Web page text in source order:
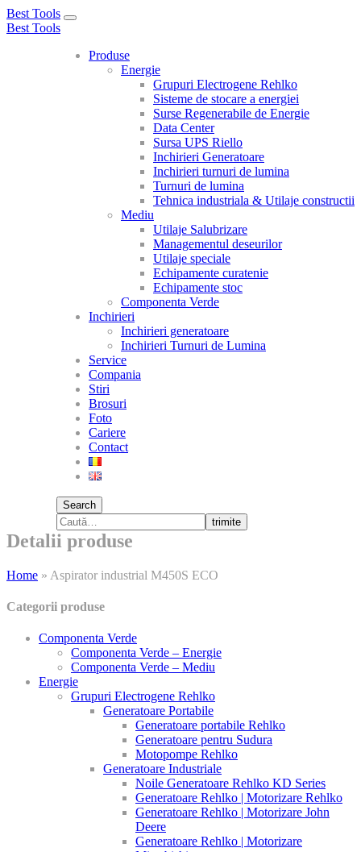
Best Tools
Toggle
Best Tools
Produse
Energie
Grupuri Electrogene Rehlko
Sisteme de stocare a energiei
Surse Regenerabile de Energie
Data Center
Sursa UPS Riello
Inchirieri Generatoare
Inchirieri turnuri de lumina
Turnuri de lumina
Tehnica industriala & Utilaje constructii
Mediu
Utilaje Salubrizare
Managementul deseurilor
Utilaje speciale
Echipamente curatenie
Echipamente stoc
Componenta Verde
Inchirieri
Inchirieri generatoare
Inchirieri Turnuri de Lumina
Service
Compania
Stiri
Brosuri
Foto
Cariere
Contact
Search
trimite
Detalii produse
Home » Aspirator industrial M450S ECO
Categorii produse
Componenta Verde
Componenta Verde – Energie
Componenta Verde – Mediu
Energie
Grupuri Electrogene Rehlko
Generatoare Portabile
Generatoare portabile Rehlko
Generatoare pentru Sudura
Motopompe Rehlko
Generatoare Industriale
Noile Generatoare Rehlko KD Series
Generatoare Rehlko | Motorizare Rehlko
Generatoare Rehlko | Motorizare John
Deere
Generatoare Rehlko | Motorizare